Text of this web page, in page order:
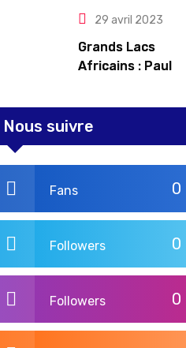
par le Rwanda
29 avril 2023
Grands Lacs
Africains : Paul
redorer le blason
Nous suivre
0
Fans
0
Followers
0
Followers